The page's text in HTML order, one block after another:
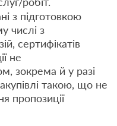
з підготовкою
числі з
сертифікатів
не
зокрема й у разі
такою, що не
пропозиції